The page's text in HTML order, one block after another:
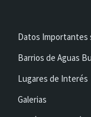
Datos Importantes
Barrios de Aguas
Lugares de Interés
Galerias